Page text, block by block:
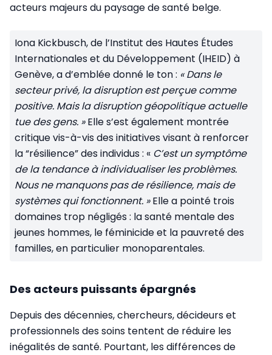
acteurs majeurs du paysage de santé belge.
Iona Kickbusch, de l’Institut des Hautes Études
Internationales et du Développement (IHEID) à
Genève, a d’emblée donné le ton : « Dans le
secteur privé, la disruption est perçue comme
positive. Mais la disruption géopolitique actuelle
tue des gens. »Elle s’est également montrée
critique vis-à-vis des initiatives visant à renforcer
la “résilience” des individus : « C’est un symptôme
de la tendance à individualiser les problèmes.
Nous ne manquons pas de résilience, mais de
systèmes qui fonctionnent. »Elle a pointé trois
domaines trop négligés : la santé mentale des
jeunes hommes, le féminicide et la pauvreté des
familles, en particulier monoparentales.
Des acteurs puissants épargnés
Depuis des décennies, chercheurs, décideurs et
professionnels des soins tentent de réduire les
inégalités de santé. Pourtant, les différences de